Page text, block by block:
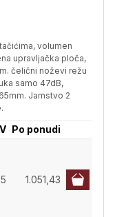
volumen
upravljačka ploča,
čelični noževi režu
samo 47dB,
Jamstvo 2
Po ponudi
1.051,43